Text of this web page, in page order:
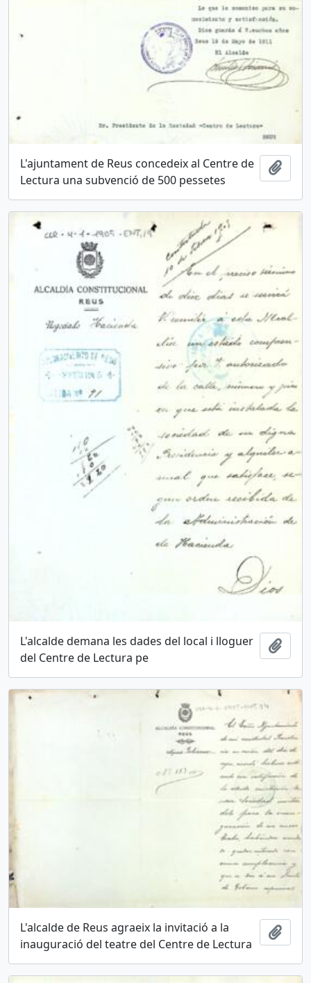
L'ajuntament de Reus concedeix al Centre de
Lectura una subvenció de 500 pessetes
L'alcalde demana les dades del local i lloguer
del Centre de Lectura pe
L'alcalde de Reus agraeix la invitació a la
inauguració del teatre del Centre de Lectura